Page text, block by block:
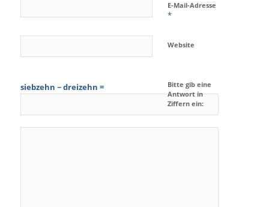
E-Mail-Adresse
*
Website
Bitte gib eine
Antwort in
Ziffern ein:
siebzehn − dreizehn =